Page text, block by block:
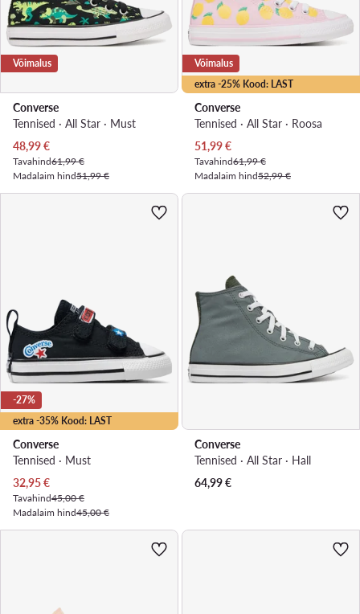
Võimalus
Converse
Tennised · All Star · Must
Praegune hind
48,99€
Tavahind61,99 €
Madalaim hind51,99 €
extra -25% Kood: LAST
Võimalus
Converse
Tennised · All Star · Roosa
Praegune hind
51,99€
Tavahind61,99 €
Madalaim hind52,99 €
extra -35% Kood: LAST
-27%
Converse
Tennised · Must
Praegune hind
32,95€
Tavahind45,00 €
Madalaim hind45,00 €
Converse
Tennised · All Star · Hall
64,99€